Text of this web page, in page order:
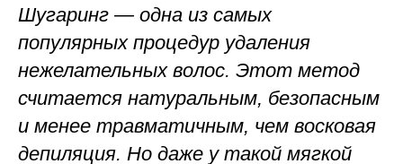
Шугаринг — одна из самых
популярных процедур удаления
нежелательных волос. Этот метод
считается натуральным, безопасным
и менее травматичным, чем восковая
депиляция. Но даже у такой мягкой